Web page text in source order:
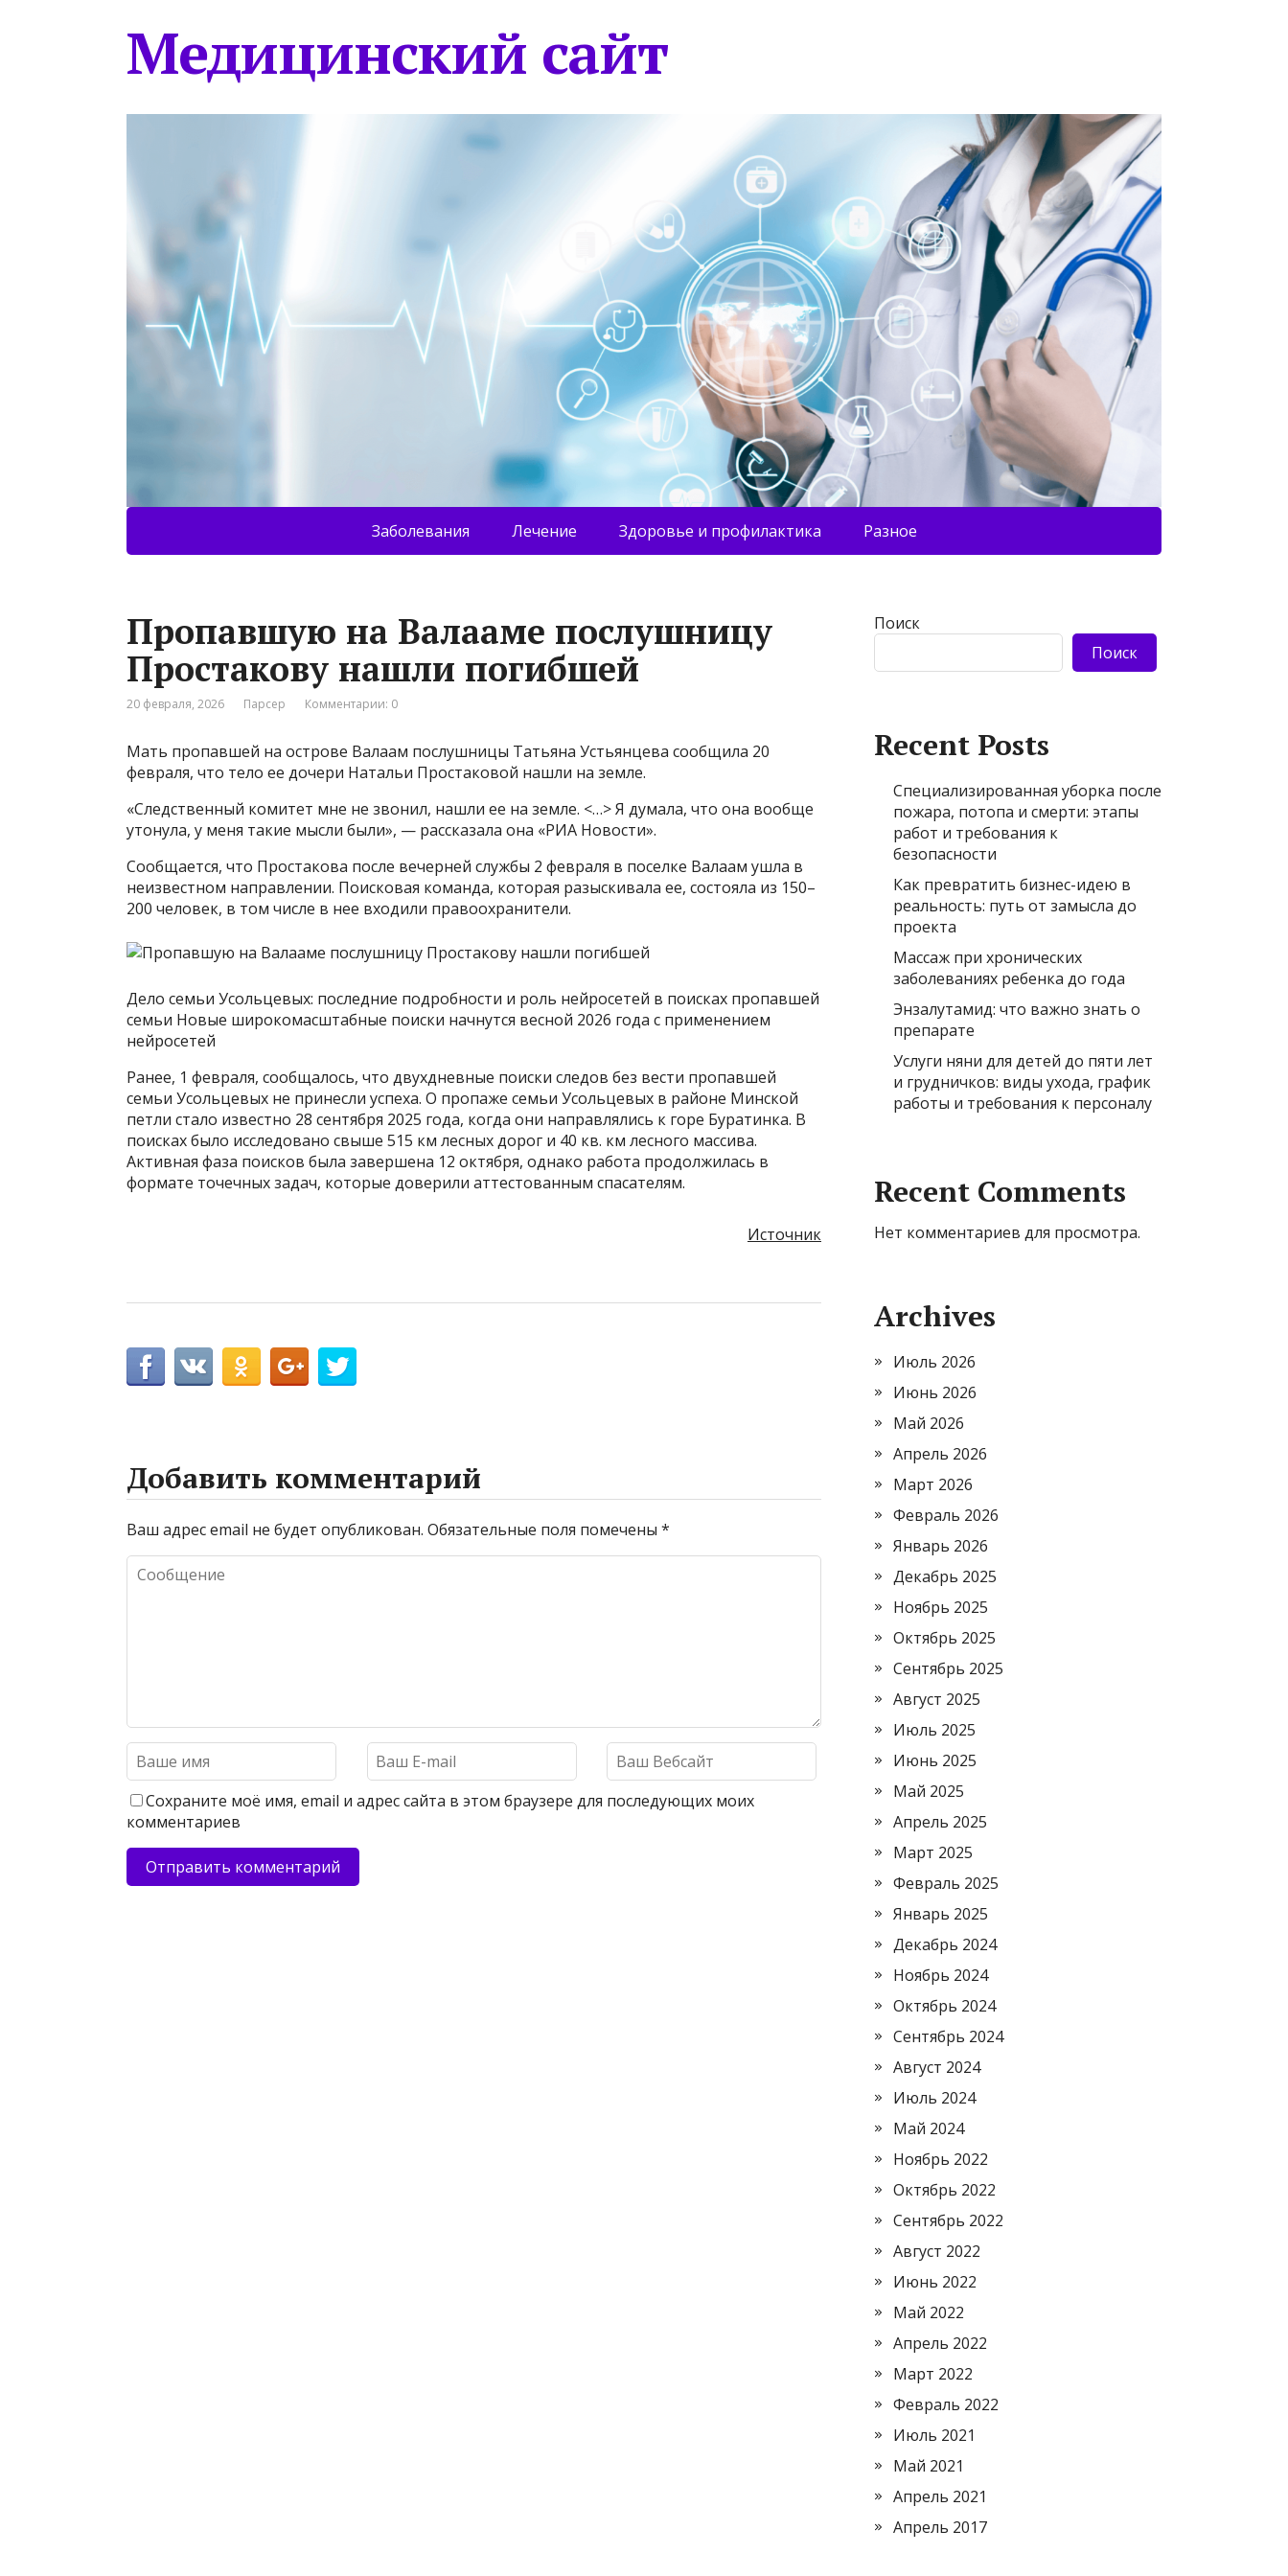
Медицинский сайт
Заболевания Лечение Здоровье и профилактика Разное
Пропавшую на Валааме послушницу
Простакову нашли погибшей
20 февраля, 2026 Парсер Комментарии: 0
Мать пропавшей на острове Валаам послушницы Татьяна Устьянцева сообщила 20
февраля, что тело ее дочери Натальи Простаковой нашли на земле.
«Следственный комитет мне не звонил, нашли ее на земле. <…> Я думала, что она вообще
утонула, у меня такие мысли были», — рассказала она «РИА Новости».
Сообщается, что Простакова после вечерней службы 2 февраля в поселке Валаам ушла в
неизвестном направлении. Поисковая команда, которая разыскивала ее, состояла из 150–
200 человек, в том числе в нее входили правоохранители.
Дело семьи Усольцевых: последние подробности и роль нейросетей в поисках пропавшей
семьи Новые широкомасштабные поиски начнутся весной 2026 года с применением
нейросетей
Ранее, 1 февраля, сообщалось, что двухдневные поиски следов без вести пропавшей
семьи Усольцевых не принесли успеха. О пропаже семьи Усольцевых в районе Минской
петли стало известно 28 сентября 2025 года, когда они направлялись к горе Буратинка. В
поисках было исследовано свыше 515 км лесных дорог и 40 кв. км лесного массива.
Активная фаза поисков была завершена 12 октября, однако работа продолжилась в
формате точечных задач, которые доверили аттестованным спасателям.
Источник
Добавить комментарий
Ваш адрес email не будет опубликован. Обязательные поля помечены *
Сохраните моё имя, email и адрес сайта в этом браузере для последующих моих
комментариев
Поиск
Поиск
Recent Posts
Специализированная уборка после
пожара, потопа и смерти: этапы
работ и требования к
безопасности
Как превратить бизнес-идею в
реальность: путь от замысла до
проекта
Массаж при хронических
заболеваниях ребенка до года
Энзалутамид: что важно знать о
препарате
Услуги няни для детей до пяти лет
и грудничков: виды ухода, график
работы и требования к персоналу
Recent Comments
Нет комментариев для просмотра.
Archives
Июль 2026
Июнь 2026
Май 2026
Апрель 2026
Март 2026
Февраль 2026
Январь 2026
Декабрь 2025
Ноябрь 2025
Октябрь 2025
Сентябрь 2025
Август 2025
Июль 2025
Июнь 2025
Май 2025
Апрель 2025
Март 2025
Февраль 2025
Январь 2025
Декабрь 2024
Ноябрь 2024
Октябрь 2024
Сентябрь 2024
Август 2024
Июль 2024
Май 2024
Ноябрь 2022
Октябрь 2022
Сентябрь 2022
Август 2022
Июнь 2022
Май 2022
Апрель 2022
Март 2022
Февраль 2022
Июль 2021
Май 2021
Апрель 2021
Апрель 2017